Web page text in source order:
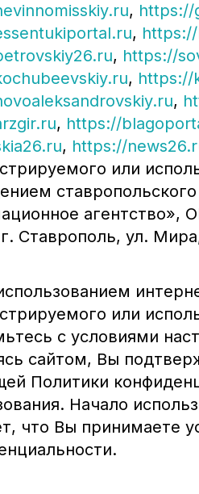
, https://
,
, https://
, https://
,
, https://
, https://
или
агентство»,
г. Ставрополь, ул.
или
с условиями
сайтом, Вы
Политики
Начало
что Вы принимаете